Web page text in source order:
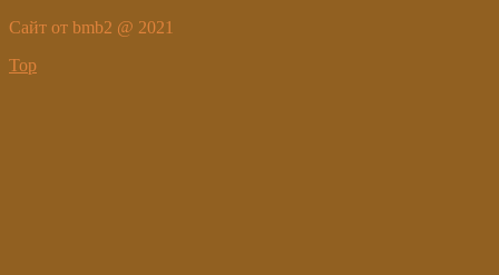
Сайт от bmb2 @ 2021
Top